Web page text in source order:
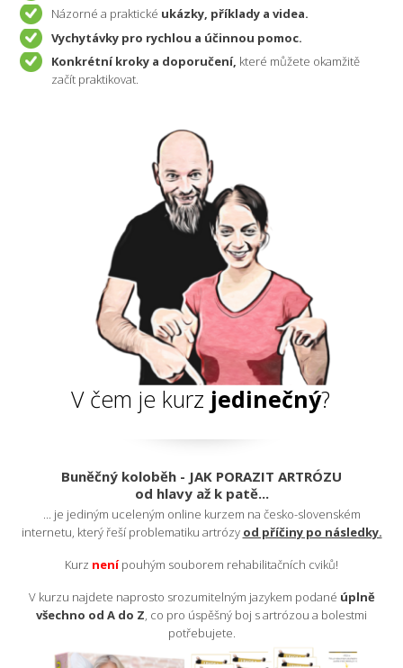
Názorné a praktické ukázky, příklady a videa.
Vychytávky pro rychlou a účinnou pomoc.
Konkrétní kroky a doporučení, které můžete okamžitě
začít praktikovat.
V čem je kurz jedinečný?
Buněčný koloběh - JAK PORAZIT ARTRÓZU
od hlavy až k patě...
... je jediným uceleným online kurzem na česko-slovenském
internetu, který řeší problematiku artrózy od příčiny po následky.
Kurz není pouhým souborem rehabilitačních cviků!
V kurzu najdete naprosto srozumitelným jazykem podané úplně
všechno od A do Z, co pro úspěšný boj s artrózou a bolestmi
potřebujete.